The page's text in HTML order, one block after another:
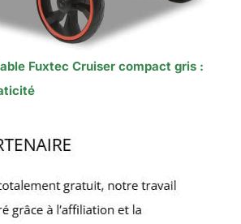
Fuxtec Cruiser compact gris :